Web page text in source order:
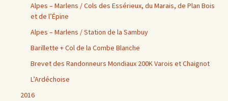
Alpes – Marlens / Cols des Essérieux, du Marais, de Plan Bois
et de l’Épine
Alpes – Marlens / Station de la Sambuy
Barillette + Col de la Combe Blanche
Brevet des Randonneurs Mondiaux 200K Varois et Chaignot
L’Ardéchoise
2016